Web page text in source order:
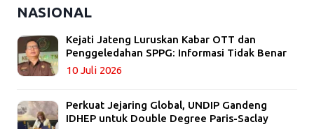
NASIONAL
Kejati Jateng Luruskan Kabar OTT dan
Penggeledahan SPPG: Informasi Tidak Benar
10 Juli 2026
Perkuat Jejaring Global, UNDIP Gandeng
IDHEP untuk Double Degree Paris-Saclay